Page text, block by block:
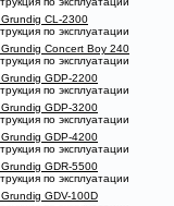
CL-2300
по эксплуатации
Grundig Concert Boy 240
по эксплуатации
GDP-2200
по эксплуатации
GDP-3200
по эксплуатации
GDP-4200
по эксплуатации
GDR-5500
по эксплуатации
GDV-100D